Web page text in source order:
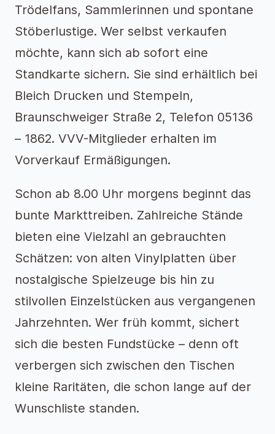
Trödelfans, Sammlerinnen und spontane
Stöberlustige. Wer selbst verkaufen
möchte, kann sich ab sofort eine
Standkarte sichern. Sie sind erhältlich bei
Bleich Drucken und Stempeln,
Braunschweiger Straße 2, Telefon 05136
– 1862. VVV-Mitglieder erhalten im
Vorverkauf Ermäßigungen.
Schon ab 8.00 Uhr morgens beginnt das
bunte Markttreiben. Zahlreiche Stände
bieten eine Vielzahl an gebrauchten
Schätzen: von alten Vinylplatten über
nostalgische Spielzeuge bis hin zu
stilvollen Einzelstücken aus vergangenen
Jahrzehnten. Wer früh kommt, sichert
sich die besten Fundstücke – denn oft
verbergen sich zwischen den Tischen
kleine Raritäten, die schon lange auf der
Wunschliste standen.